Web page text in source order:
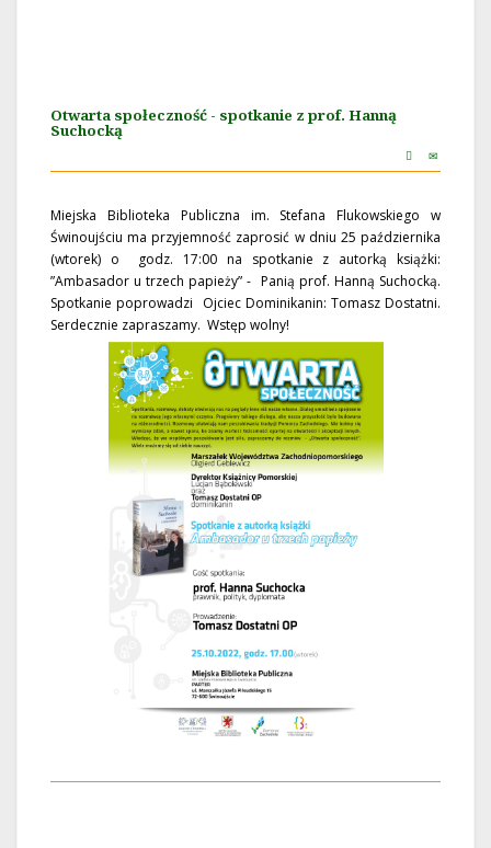
Otwarta społeczność - spotkanie z prof. Hanną
Suchocką
Miejska Biblioteka Publiczna im. Stefana Flukowskiego w
Świnoujściu ma przyjemność zaprosić w dniu 25 października
(wtorek) o godz. 17:00 na spotkanie z autorką książki:
”Ambasador u trzech papieży” - Panią prof. Hanną Suchocką.
Spotkanie poprowadzi Ojciec Dominikanin: Tomasz Dostatni.
Serdecznie zapraszamy. Wstęp wolny!